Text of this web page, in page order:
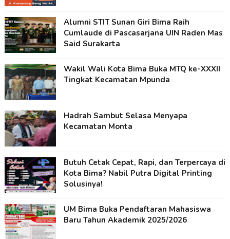
Alumni STIT Sunan Giri Bima Raih
Cumlaude di Pascasarjana UIN Raden Mas
Said Surakarta
Wakil Wali Kota Bima Buka MTQ ke-XXXII
Tingkat Kecamatan Mpunda
Hadrah Sambut Selasa Menyapa
Kecamatan Monta
Butuh Cetak Cepat, Rapi, dan Terpercaya di
Kota Bima? Nabil Putra Digital Printing
Solusinya!
UM Bima Buka Pendaftaran Mahasiswa
Baru Tahun Akademik 2025/2026